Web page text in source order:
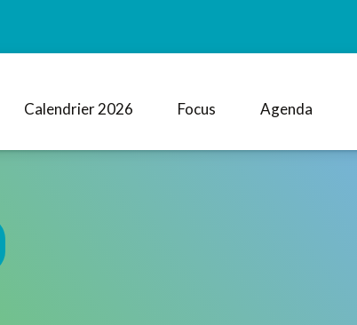
Calendrier 2026 Focus Agenda